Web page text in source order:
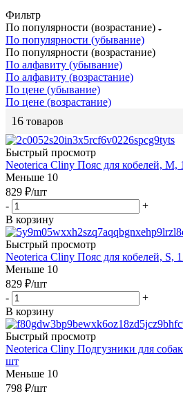
Фильтр
По популярности (возрастание)
По популярности (убывание)
По популярности (возрастание)
По алфавиту (убывание)
По алфавиту (возрастание)
По цене (убывание)
По цене (возрастание)
16 товаров
Быстрый просмотр
Neoterica Cliny Пояс для кобелей, M,
Меньше 10
829 ₽/шт
-
+
В корзину
Быстрый просмотр
Neoterica Cliny Пояс для кобелей, S,
Меньше 10
829 ₽/шт
-
+
В корзину
Быстрый просмотр
Neoterica Cliny Подгузники для
шт
Меньше 10
798 ₽/шт